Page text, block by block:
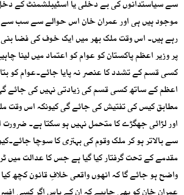
سے سیاستدانوں کی بے دخلی یا اسٹیبلشمنٹ کے دخل
موجود ہیں ہی اور عمران خان اس حوالے سے سب سے
رہے ہیں۔ اس وقت ملک بھر میں ایک خوف کی فضا
پر وزیر اعظم پاکستان کو عوام کو اعتماد میں لینا
کسی قسم کے تشدد کا عنصر نہ پایا جائے۔عوام کو
اعظم کے ساتھ کسی قسم کی زیادتی نہیں کی جائے
مطابق کیس کی تفتیش کی جائے گی کیونکہ اس وقت
اور لڑائی جھگڑے کا متحمل نہیں ہو سکتا ہے۔
سے بالاتر ہو کر ملک وقوم کی بہتری کا سوچا
مقدمے کے تحت گرفتار کیا گیا ہے جس کا عدالت میں
واضح ہو جائے گا کہ انھوں واقعی خلافِ قانون کچھ